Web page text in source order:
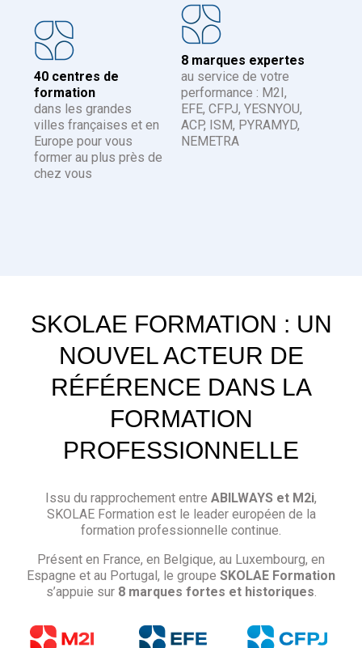
40 centres de
formation
dans les grandes
villes françaises et en
Europe pour vous
former au plus près de
chez vous
8 marques expertes
au service de votre
performance : M2I,
EFE, CFPJ, YESNYOU,
ACP, ISM, PYRAMYD,
NEMETRA
SKOLAE FORMATION : UN
NOUVEL ACTEUR DE
RÉFÉRENCE DANS LA
FORMATION
PROFESSIONNELLE
Issu du rapprochement entre ABILWAYS et M2i,
SKOLAE Formation est le leader européen de la
formation professionnelle continue.
Présent en France, en Belgique, au Luxembourg, en
Espagne et au Portugal, le groupe SKOLAE Formation
s’appuie sur 8 marques fortes et historiques